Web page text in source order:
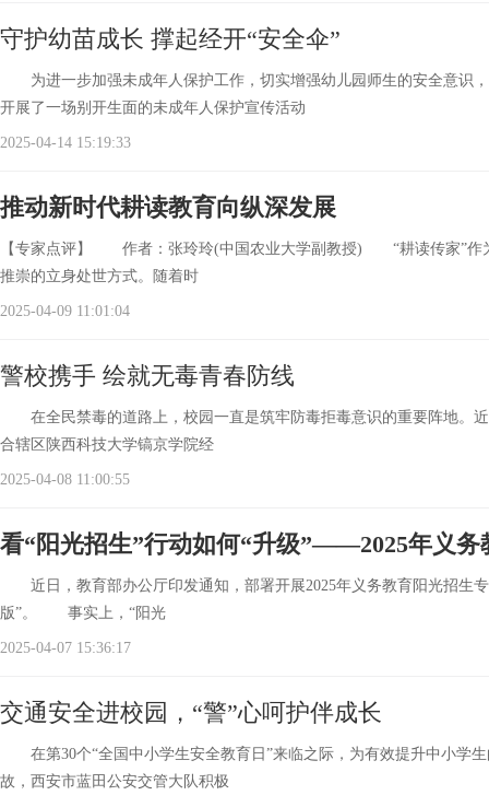
守护幼苗成长 撑起经开“安全伞”
为进一步加强未成年人保护工作，切实增强幼儿园师生的安全意识
开展了一场别开生面的未成年人保护宣传活动
2025-04-14 15:19:33
推动新时代耕读教育向纵深发展
【专家点评】 作者：张玲玲(中国农业大学副教授) “耕读传家”作
推崇的立身处世方式。随着时
2025-04-09 11:01:04
警校携手 绘就无毒青春防线
在全民禁毒的道路上，校园一直是筑牢防毒拒毒意识的重要阵地。
合辖区陕西科技大学镐京学院经
2025-04-08 11:00:55
看“阳光招生”行动如何“升级”——2025年义务
近日，教育部办公厅印发通知，部署开展2025年义务教育阳光招生
版”。 事实上，“阳光
2025-04-07 15:36:17
交通安全进校园，“警”心呵护伴成长
在第30个“全国中小学生安全教育日”来临之际，为有效提升中小学
故，西安市蓝田公安交管大队积极